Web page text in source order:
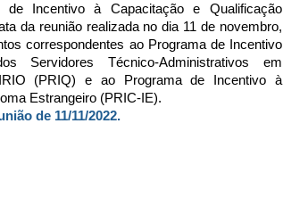
de Incentivo à Capacitação e Qualificação
da reuniãorealizada no dia 11 de novembro,
correspondentes ao Programa de Incentivo
Servidores Técnico-Administrativos em
(PRIQ) e ao Programa de Incentivo à
Estrangeiro (PRIC-IE).
de 11/11/2022.